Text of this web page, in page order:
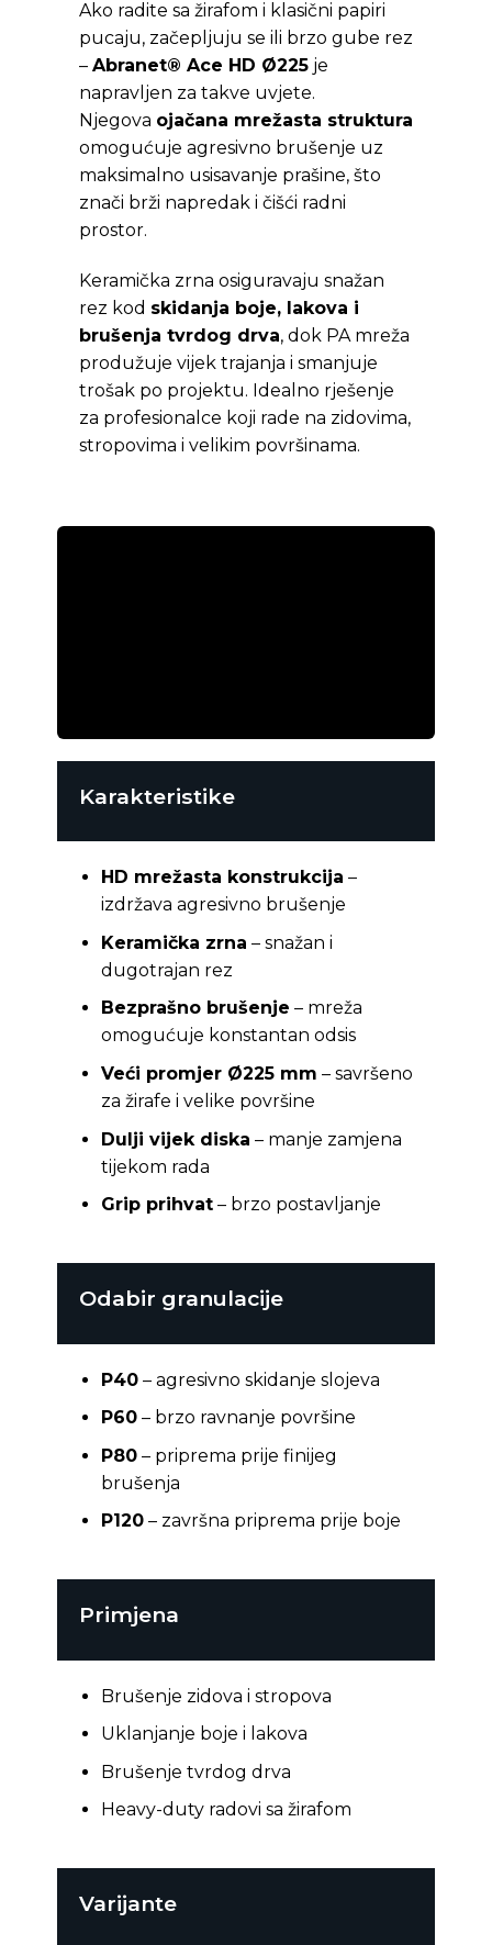
Ako radite sa žirafom i klasični papiri
pucaju, začepljuju se ili brzo gube rez
– Abranet® Ace HD Ø225je
napravljen za takve uvjete.
Njegova ojačana mrežasta struktura
omogućuje agresivno brušenje uz
maksimalno usisavanje prašine, što
znači brži napredak i čišći radni
prostor.
Keramička zrna osiguravaju snažan
rez kod skidanja boje, lakova i
brušenja tvrdog drva, dok PA mreža
produžuje vijek trajanja i smanjuje
trošak po projektu. Idealno rješenje
za profesionalce koji rade na zidovima,
stropovima i velikim površinama.
Karakteristike
HD mrežasta konstrukcija –
izdržava agresivno brušenje
Keramička zrna – snažan i
dugotrajan rez
Bezprašno brušenje – mreža
omogućuje konstantan odsis
Veći promjer Ø225 mm – savršeno
za žirafe i velike površine
Dulji vijek diska – manje zamjena
tijekom rada
Grip prihvat– brzo postavljanje
Odabir granulacije
P40– agresivno skidanje slojeva
P60– brzo ravnanje površine
P80– priprema prije finijeg
brušenja
P120– završna priprema prije boje
Primjena
Brušenje zidova i stropova
Uklanjanje boje i lakova
Brušenje tvrdog drva
Heavy-duty radovi sa žirafom
Varijante